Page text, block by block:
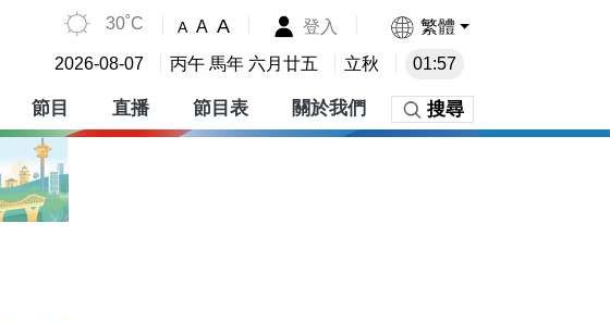
30˚C A A A 登入 繁體
2026-08-07 丙午 馬年 六月廿五 立秋 01:57
節目 直播 節目表 關於我們 搜尋